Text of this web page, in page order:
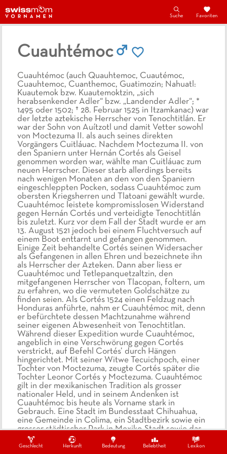
Geschlecht Herkunft Bedeutung Beliebtheit Lexikon
Suche Favoriten
Cuauhtémoc
Cuauhtémoc (auch Quauhtemoc, Cuautémoc,
Cuauhtemoc, Cuanthemoc, Guatimozin; Nahuatl:
Kuautemok bzw. Kuautemoktzin, „sich
herabsenkender Adler“ bzw. „Landender Adler“; *
1495 oder 1502; † 28. Februar 1525 in Itzamkanac) war
der letzte aztekische Herrscher von Tenochtitlán. Er
war der Sohn von Auítzotl und damit Vetter sowohl
von Moctezuma II. als auch seines direkten
Vorgängers Cuitláuac. Nachdem Moctezuma II. von
den Spaniern unter Hernán Cortés als Geisel
genommen worden war, wählte man Cuitláuac zum
neuen Herrscher. Dieser starb allerdings bereits
nach wenigen Monaten an den von den Spaniern
eingeschleppten Pocken, sodass Cuauhtémoc zum
obersten Kriegsherren und Tlatoani gewählt wurde.
Cuauhtémoc leistete kompromisslosen Widerstand
gegen Hernán Cortés und verteidigte Tenochtitlán
bis zuletzt. Kurz vor dem Fall der Stadt wurde er am
13. August 1521 jedoch bei einem Fluchtversuch auf
einem Boot enttarnt und gefangen genommen.
Einige Zeit behandelte Cortés seinen Widersacher
als Gefangenen in allen Ehren und bezeichnete ihn
als Herrscher der Azteken. Dann aber liess er
Cuauhtémoc und Tetlepanquetzaltzin, den
mitgefangenen Herrscher von Tlacopan, foltern, um
zu erfahren, wo die vermuteten Goldschätze zu
finden seien. Als Cortés 1524 einen Feldzug nach
Honduras anführte, nahm er Cuauhtémoc mit, denn
er befürchtete dessen Machtzunahme während
seiner eigenen Abwesenheit von Tenochtitlan.
Während dieser Expedition wurde Cuauhtémoc,
angeblich in eine Verschwörung gegen Cortés
verstrickt, auf Befehl Cortés’ durch Hängen
hingerichtet. Mit seiner Witwe Tecuichpoch, einer
Tochter von Moctezuma, zeugte Cortés später die
Tochter Leonor Cortés y Moctezuma. Cuauhtémoc
gilt in der mexikanischen Tradition als grosser
nationaler Held, und in seinem Andenken ist
Cuauhtémoc bis heute als Vorname stark in
Gebrauch. Eine Stadt im Bundesstaat Chihuahua,
eine Gemeinde in Colima, ein Stadtbezirk sowie ein
grosser städtischer Park in Mexiko-Stadt sowie das
einzige Segelschulschiff der mexikanischen Marine
sind nach ihm benannt. Das Andenken an den